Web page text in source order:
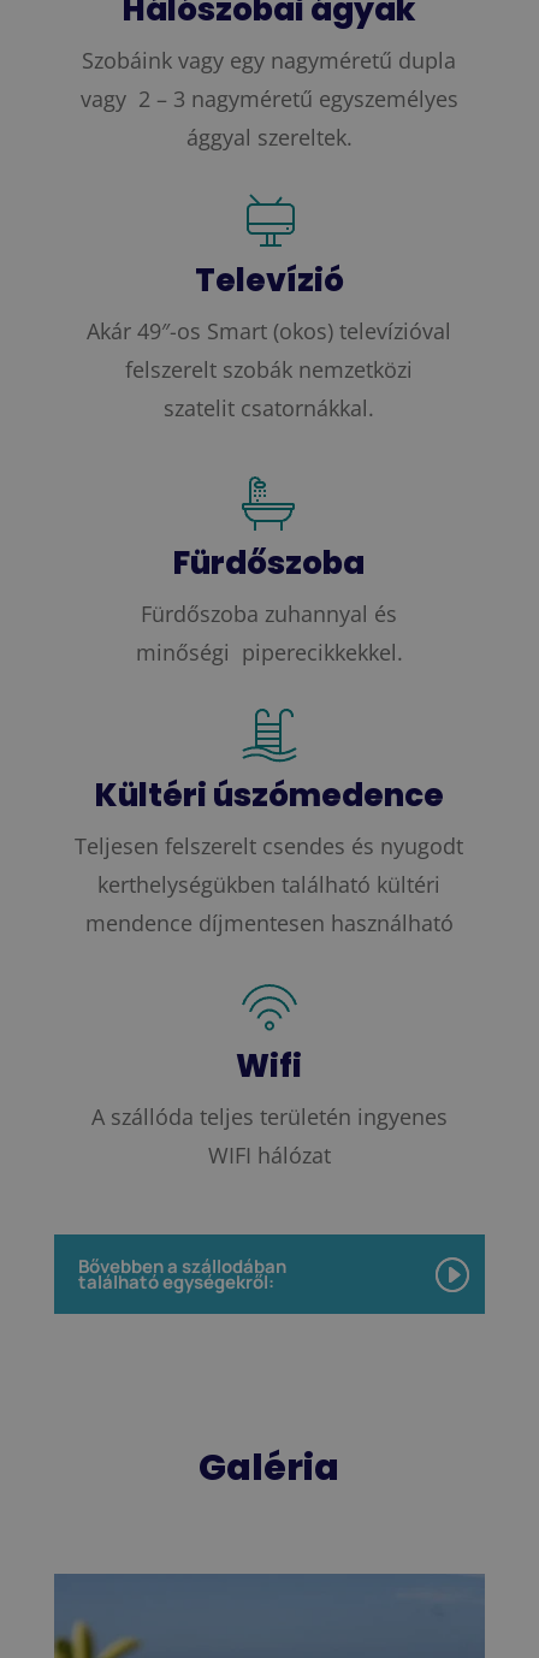
Hálószobai ágyak
Szobáink vagy egy nagyméretű dupla
vagy 2 – 3 nagyméretű egyszemélyes
ággyal szereltek.
Televízió
Akár 49″-os Smart (okos) televízióval
felszerelt szobák nemzetközi
szatelit csatornákkal.
Fürdőszoba
Fürdőszoba zuhannyal és
minőségi piperecikkekkel.
Kültéri úszómedence
Teljesen felszerelt csendes és nyugodt
kerthelységükben található kültéri
mendence díjmentesen használható
Wifi
A szállóda teljes területén ingyenes
WIFI hálózat
Bővebben a szállodában
található egységekről:
Galéria